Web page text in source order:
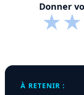
Donner
★★
À RETENIR :